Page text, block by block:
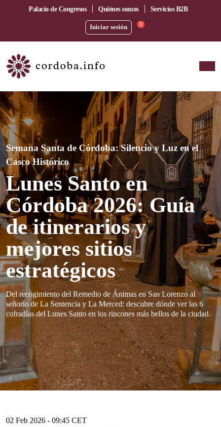
Palacio de Congresos Quiénes somos Servicios B2B
Iniciar sesión 1
Semana Santa de Córdoba: Silencio y Luz en el
Casco Histórico
Lunes Santo en
Córdoba 2026: Guía
de itinerarios y
mejores sitios
estratégicos
Del recogimiento del Remedio de Ánimas en San Lorenzo al
señorío de La Sentencia y La Merced: descubre dónde ver las 6
cofradías del Lunes Santo en los rincones más bellos de la ciudad.
02 Feb 2026 - 09:45 CET